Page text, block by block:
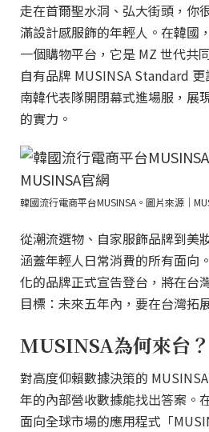
走在首爾聖水洞、弘大街頭，你
滿設計感服飾的年輕人。在韓國
一個購物平台，它是 MZ 世代共
自有品牌 MUSINSA Standard
南韓代表隊開閉幕式進場服，展
的實力。
韓國流行電商平台MUSINSA。圖片來源｜
從潮流選物、自家服飾品牌到美
涵蓋年輕人日常消費的所有面向
化的品牌正式宣告登台，將在台
目標：未來五年內，要在台灣拓
MUSINSA為何來台？
對高度仰賴數據決策的
年的內部營收數據能找出答案。
面向全球市場的應用程式「